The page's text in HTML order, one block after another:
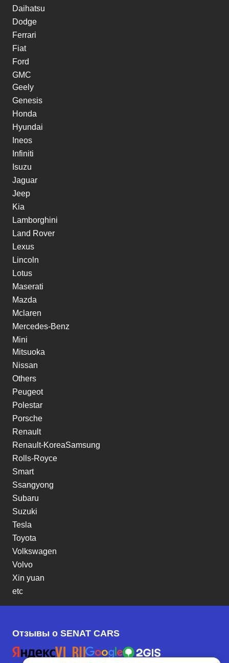
Daihatsu
Dodge
Ferrari
Fiat
Ford
GMC
Geely
Genesis
Honda
Hyundai
Ineos
Infiniti
Isuzu
Jaguar
Jeep
Kia
Lamborghini
Land Rover
Lexus
Lincoln
Lotus
Maserati
Mazda
Mclaren
Mercedes-Benz
Mini
Mitsuoka
Nissan
Others
Peugeot
Polestar
Porsche
Renault
Renault-KoreaSamsung
Rolls-Royce
Smart
Ssangyong
Subaru
Suzuki
Tesla
Toyota
Volkswagen
Volvo
Xin yuan
etc
Отзывы о SENAT CARS